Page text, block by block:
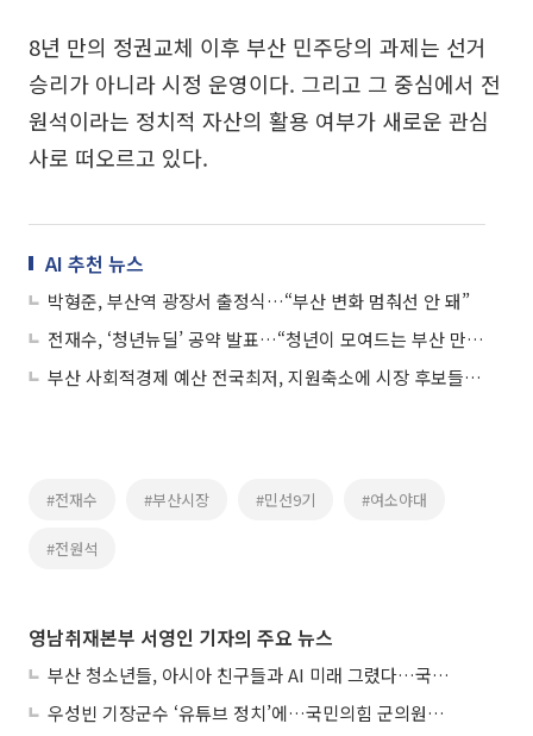
8년 만의 정권교체 이후 부산 민주당의 과제는 선거
승리가 아니라 시정 운영이다. 그리고 그 중심에서 전
원석이라는 정치적 자산의 활용 여부가 새로운 관심
사로 떠오르고 있다.
AI 추천 뉴스
박형준, 부산역 광장서 출정식…“부산 변화 멈춰선 안 돼”
전재수, ‘청년뉴딜’ 공약 발표…“청년이 모여드는 부산 만들겠다”
부산 사회적경제 예산 전국최저, 지원축소에 시장 후보들 예산 확대 공약 경쟁
#전재수 #부산시장 #민선9기 #여소야대
#전원석
영남취재본부 서영인 기자의 주요 뉴스
부산 청소년들, 아시아 친구들과 AI 미래 그렸다…국제교육 포럼 성료
우성빈 기장군수 ‘유튜브 정치’에…국민의힘 군의원들 집단 반발